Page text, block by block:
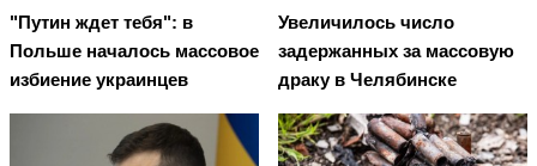
"Путин ждет тебя": в
Польше началось массовое
избиение украинцев
Увеличилось число
задержанных за массовую
драку в Челябинске